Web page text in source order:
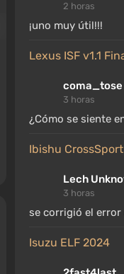
2 horas
¡uno muy útil!!!
Lexus ISF v1.1
coma_tose
3 horas
¿Cómo se siente
Ibishu
Lech
3 horas
se corrigió el
Isuzu ELF 2024